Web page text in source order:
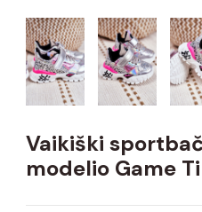
Vaikiški
modelio Game